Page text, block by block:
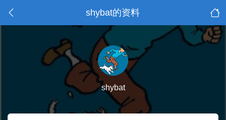
shybat的资料
shybat